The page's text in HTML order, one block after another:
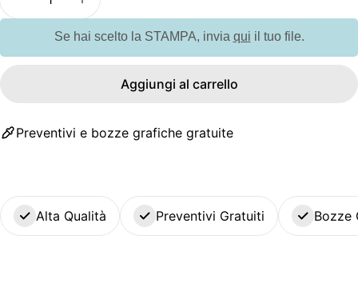
Diminuisci la quantità per GW572M Reversible
Aumenta la quantità per GW572M
Se hai scelto la STAMPA, invia qui il tuo file.
Aggiungi al carrello
Preventivi e bozze grafiche gratuite
Alta Qualità Preventivi Gratuiti Bozze